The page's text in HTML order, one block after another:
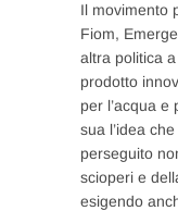
Il movimento
Fiom,
altra politica
prodotto
per l’acqua
sua l’idea
perseguito
scioperi e
esigendo